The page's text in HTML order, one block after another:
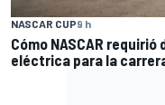
NASCAR CUP9 h
Cómo NASCAR
eléctrica para la